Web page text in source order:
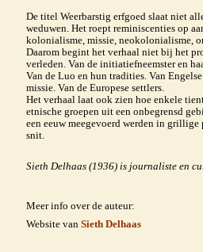
De titel Weerbarstig erfgoed slaat niet
weduwen. Het roept reminiscenties op
kolonialisme, missie, neokolonialisme,
Daarom begint het verhaal niet bij het
verleden. Van de initiatiefneemster en
Van de Luo en hun tradities. Van
missie. Van de Europese settlers.
Het verhaal laat ook zien hoe enkele
etnische groepen uit een onbegrensd
een eeuw meegevoerd werden in grillige
snit.
Sieth Delhaas (1936) is journaliste en
Meer info over de auteur:
Website van Sieth Delhaas